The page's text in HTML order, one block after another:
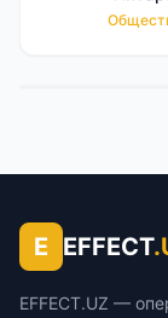
E EFFECT
EFFECT.UZ —